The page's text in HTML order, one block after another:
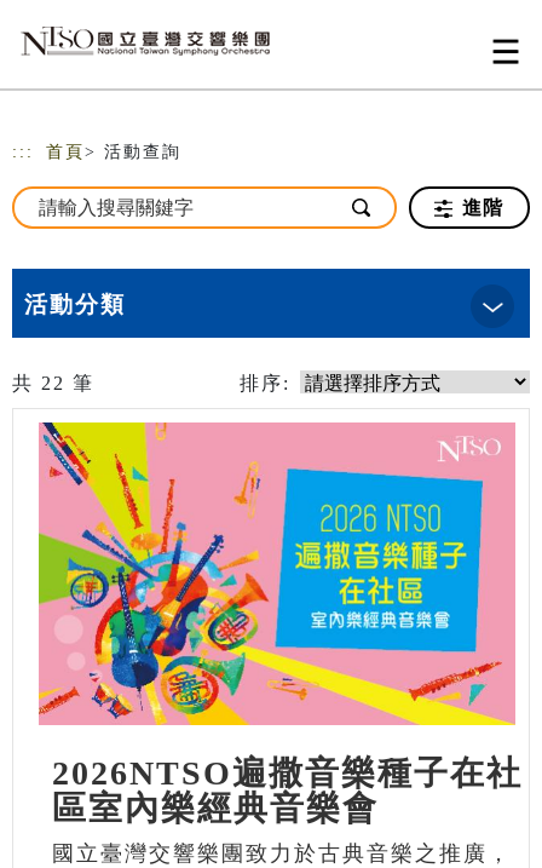
::: 首頁 > 活動查詢
進階
活動分類
共 22 筆 排序:
2026NTSO遍撒音樂種子在社
區室內樂經典音樂會
國立臺灣交響樂團致力於古典音樂之推廣，